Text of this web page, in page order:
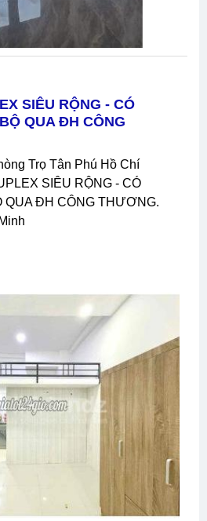
SIÊU RỘNG - CÓ
QUA ĐH CÔNG
SIÊU RỘNG - CÓ
QUA ĐH CÔNG THƯƠNG.